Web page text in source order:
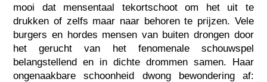
mooi dat mensentaal tekortschoot om het uit te
drukken of zelfs maar naar behoren te prijzen. Vele
burgers en hordes mensen van buiten drongen door
het gerucht van het fenomenale schouwspel
belangstellend en in dichte drommen samen. Haar
ongenaakbare schoonheid dwong bewondering af: